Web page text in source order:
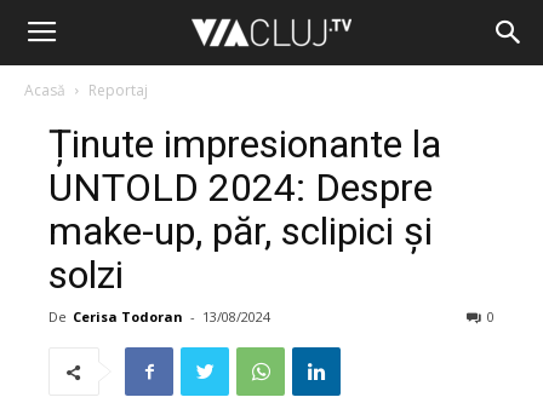
Acasă Reportaj
Ținute impresionante la
UNTOLD 2024: Despre
make-up, păr, sclipici și
solzi
De Cerisa Todoran - 13/08/2024 0